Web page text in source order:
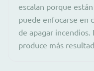
escalan porque
puede enfocarse en
de apagar
produce más